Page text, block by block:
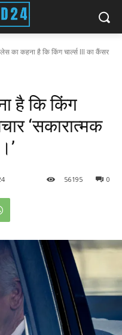
का कहना है कि किंग चार्ल्स III का कैंसर
है कि किंग
‘सकारात्मक
0
56195